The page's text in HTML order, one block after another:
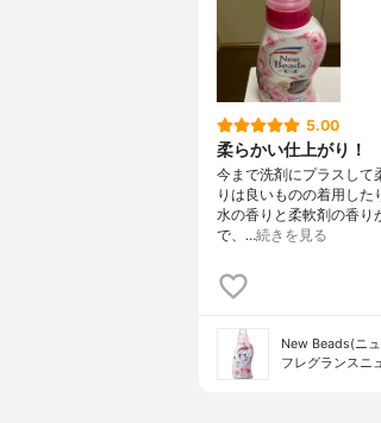
5.00
柔らかい仕上がり！
今まで洗剤にプラスして
りは良いものの着用し
水の香りと柔軟剤の香り
で、…続きを見る
New Beads(ニ
フレグランスニ